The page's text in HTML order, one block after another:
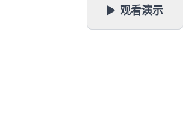
观看演示